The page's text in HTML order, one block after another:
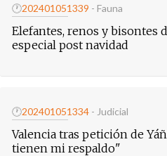
🕐202401051339 - Fauna
Elefantes, renos y bisontes
especial post navidad
🕐202401051334 - Judicial
Valencia tras petición de
tienen mi respaldo"